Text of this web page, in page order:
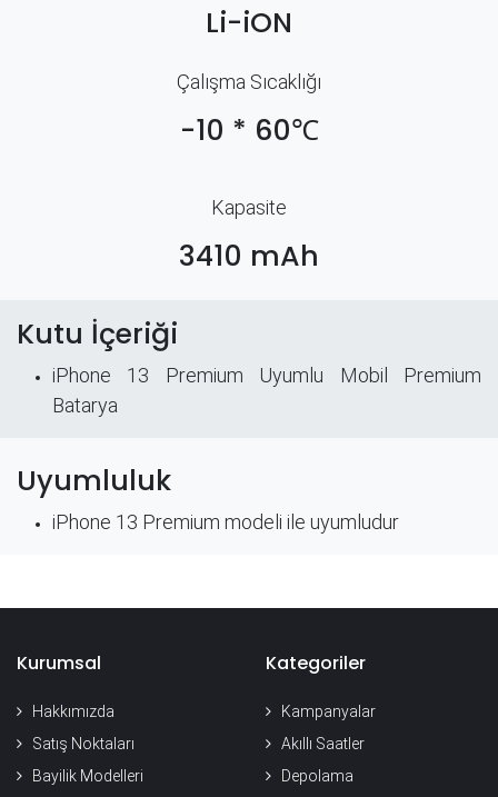
Li-iON
Çalışma Sıcaklığı
-10 * 60℃
Kapasite
3410 mAh
Kutu İçeriği
iPhone 13 Premium Uyumlu Mobil Premium
Batarya
Uyumluluk
iPhone 13 Premium modeli ile uyumludur
Kurumsal
Hakkımızda
Satış Noktaları
Bayilik Modelleri
Kategoriler
Kampanyalar
Akıllı Saatler
Depolama